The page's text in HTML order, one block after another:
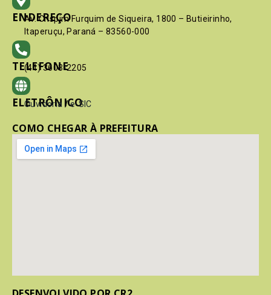
ENDEREÇO
Av. Crispim Furquim de Siqueira, 1800 – Butieirinho,
Itaperuçu, Paraná – 83560-000
TELEFONE
(41) 3603-2205
ELETRÔNICO
Ouvidoria / e-SIC
COMO CHEGAR À PREFEITURA